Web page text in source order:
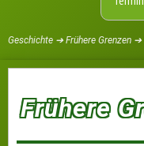
Geschichte ➔ Frühere Grenzen ➔
Frühere